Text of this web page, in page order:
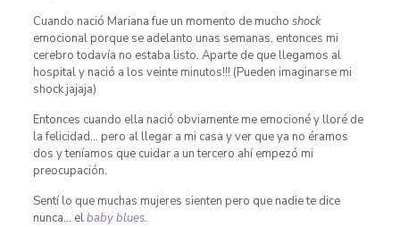
Cuando nació Mariana fue un momento de mucho shock
emocional porque se adelanto unas semanas, entonces mi
cerebro todavía no estaba listo. Aparte de que llegamos al
hospital y nació a los veinte minutos!!! (Pueden imaginarse mi
shock jajaja)
Entonces cuando ella nació obviamente me emocioné y lloré de
la felicidad… pero al llegar a mi casa y ver que ya no éramos
dos y teníamos que cuidar a un tercero ahí empezó mi
preocupación.
Sentí lo que muchas mujeres sienten pero que nadie te dice
nunca… elbaby blues.